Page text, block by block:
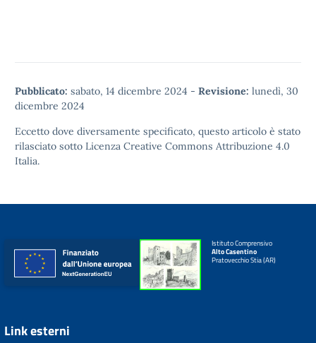
Pubblicato: sabato, 14 dicembre 2024 - Revisione: lunedì, 30
dicembre 2024
Eccetto dove diversamente specificato, questo articolo è stato
rilasciato sotto Licenza Creative Commons Attribuzione 4.0
Italia.
Istituto Comprensivo
Alto Casentino
Pratovecchio Stia (AR)
Link esterni